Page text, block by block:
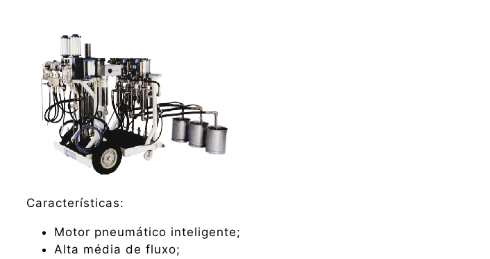
Características:
Motor pneumático inteligente;
Alta média de fluxo;